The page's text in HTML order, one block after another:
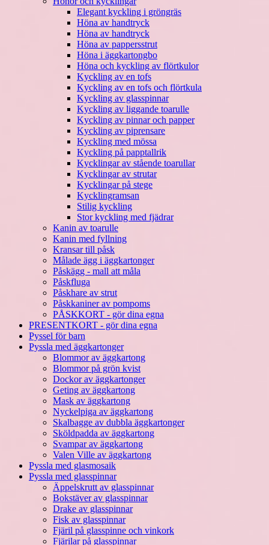
Elegant kyckling i gröngräs
Höna av handtryck
Höna av handtryck
Höna av pappersstrut
Höna i äggkartongbo
Höna och kyckling av flörtkulor
Kyckling av en tofs
Kyckling av en tofs och flörtkula
Kyckling av glasspinnar
Kyckling av liggande toarulle
Kyckling av pinnar och papper
Kyckling av piprensare
Kyckling med mössa
Kyckling på papptallrik
Kycklingar av stående toarullar
Kycklingar av strutar
Kycklingar på stege
Kycklingramsan
Stilig kyckling
Stor kyckling med fjädrar
Kanin av toarulle
Kanin med fyllning
Kransar till påsk
Målade ägg i äggkartonger
Påskägg - mall att måla
Påskfluga
Påskhare av strut
Påskkaniner av pompoms
PÅSKKORT - gör dina egna
PRESENTKORT - gör dina egna
Pyssel för barn
Pyssla med äggkartonger
Blommor av äggkartong
Blommor på grön kvist
Dockor av äggkartonger
Geting av äggkartong
Mask av äggkartong
Nyckelpiga av äggkartong
Skalbagge av dubbla äggkartonger
Sköldpadda av äggkartong
Svampar av äggkartong
Valen Ville av äggkartong
Pyssla med glasmosaik
Pyssla med glasspinnar
Äppelskrutt av glasspinnar
Bokstäver av glasspinnar
Drake av glasspinnar
Fisk av glasspinnar
Fjäril på glasspinne och vinkork
Fjärilar på glasspinnar